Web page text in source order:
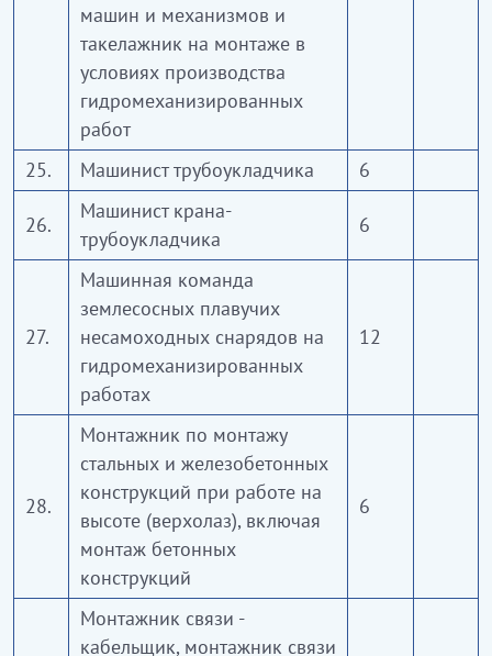
машин и механизмов и
такелажник на монтаже в
условиях производства
гидромеханизированных
работ
25. Машинист трубоукладчика 6
26.
Машинист крана-
трубоукладчика
6
27.
Машинная команда
землесосных плавучих
несамоходных снарядов на
гидромеханизированных
работах
12
28.
Монтажник по монтажу
стальных и железобетонных
конструкций при работе на
высоте (верхолаз), включая
монтаж бетонных
конструкций
6
Монтажник связи -
кабельщик, монтажник связи